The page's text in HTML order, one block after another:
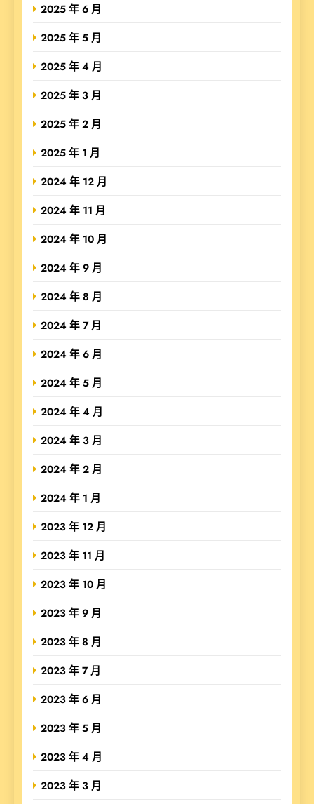
2025 年 6 月
2025 年 5 月
2025 年 4 月
2025 年 3 月
2025 年 2 月
2025 年 1 月
2024 年 12 月
2024 年 11 月
2024 年 10 月
2024 年 9 月
2024 年 8 月
2024 年 7 月
2024 年 6 月
2024 年 5 月
2024 年 4 月
2024 年 3 月
2024 年 2 月
2024 年 1 月
2023 年 12 月
2023 年 11 月
2023 年 10 月
2023 年 9 月
2023 年 8 月
2023 年 7 月
2023 年 6 月
2023 年 5 月
2023 年 4 月
2023 年 3 月